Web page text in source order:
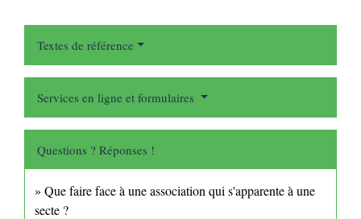
Textes de référence
Services en ligne et formulaires
Questions ? Réponses !
Que faire face à une association qui s'apparente à une
secte ?